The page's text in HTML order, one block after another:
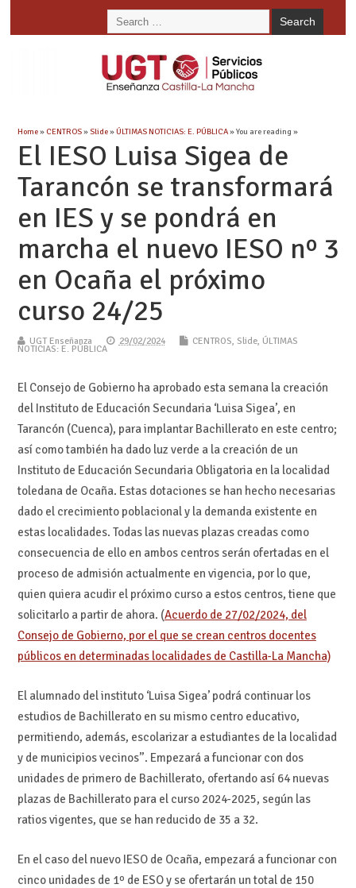
Home» CENTROS»Slide»ÚLTIMAS NOTICIAS: E. PÚBLICA» You are reading »
El IESO Luisa Sigea de
Tarancón se transformará
en IES y se pondrá en
marcha el nuevo IESO nº 3
en Ocaña el próximo
curso 24/25
UGT Enseñanza 29/02/2024 CENTROS, Slide, ÚLTIMAS
NOTICIAS: E. PÚBLICA
El Consejo de Gobierno ha aprobado esta semana la creación
del Instituto de Educación Secundaria ‘Luisa Sigea’, en
Tarancón (Cuenca), para implantar Bachillerato en este centro;
así como también ha dado luz verde a la creación de un
Instituto de Educación Secundaria Obligatoria en la localidad
toledana de Ocaña. Estas dotaciones se han hecho necesarias
dado el crecimiento poblacional y la demanda existente en
estas localidades. Todas las nuevas plazas creadas como
consecuencia de ello en ambos centros serán ofertadas en el
proceso de admisión actualmente en vigencia, por lo que,
quien quiera acudir el próximo curso a estos centros, tiene que
solicitarlo a partir de ahora. (Acuerdo de 27/02/2024, del
Consejo de Gobierno, por el que se crean centros docentes
públicos en determinadas localidades de Castilla-La Mancha)
El alumnado del instituto ‘Luisa Sigea’ podrá continuar los
estudios de Bachillerato en su mismo centro educativo,
permitiendo, además, escolarizar a estudiantes de la localidad
y de municipios vecinos”. Empezará a funcionar con dos
unidades de primero de Bachillerato, ofertando así 64 nuevas
plazas de Bachillerato para el curso 2024-2025, según las
ratios vigentes, que se han reducido de 35 a 32.
En el caso del nuevo IESO de Ocaña, empezará a funcionar con
cinco unidades de 1º de ESO y se ofertarán un total de 150